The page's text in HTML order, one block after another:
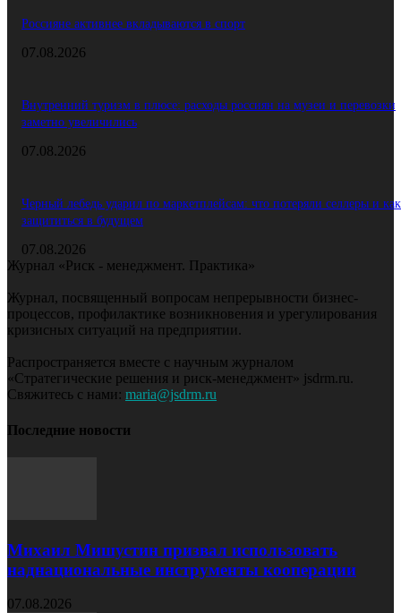
Россияне активнее вкладываются в спорт
07.08.2026
Внутренний туризм в плюсе: расходы россиян на музеи и перевозки
заметно увеличились
07.08.2026
Черный лебедь ударил по маркетплейсам: что потеряли селлеры и как
защититься в будущем
07.08.2026
Журнал «Риск - менеджмент. Практика»
Журнал, посвященный вопросам непрерывности бизнес-
процессов, профилактике возникновения и урегулирования
кризисных ситуаций на предприятии.
Распространяется вместе с научным журналом
«Стратегические решения и риск-менеджмент» jsdrm.ru.
Свяжитесь с нами: maria@jsdrm.ru
Последние новости
Михаил Мишустин призвал использовать
наднациональные инструменты кооперации
07.08.2026